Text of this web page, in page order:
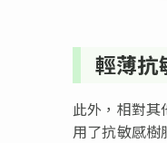
輕薄抗
此外，相對
用了抗敏感樹